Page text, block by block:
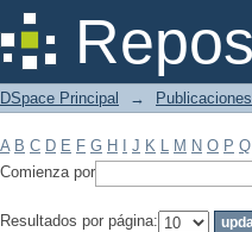
Filtrar por: Materia
DSpace Principal →
A B C D E F G H J K L M N O P Q
Comienza por
Resultados por página: